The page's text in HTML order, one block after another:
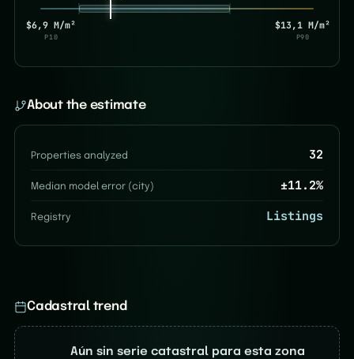
$6,9 M/m²
P10
$13,1 M/m²
P90
About the estimate
Properties analyzed 32
Median model error (city) ±11.2%
Registry Listings
Cadastral trend
Aún sin serie catastral para esta zona